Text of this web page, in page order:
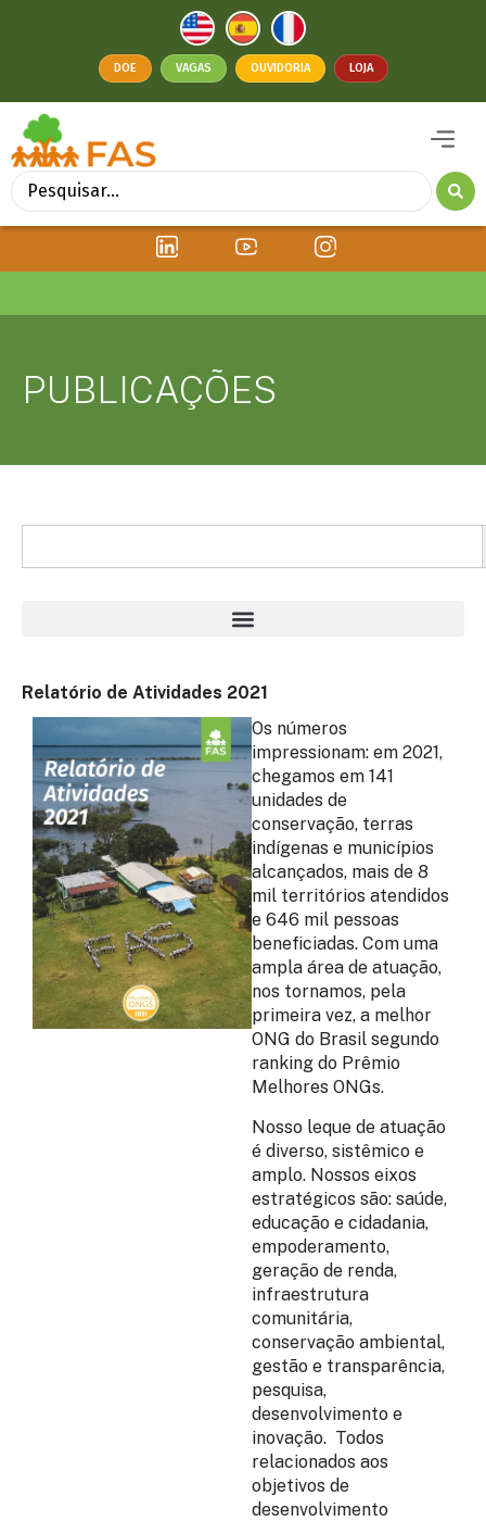
DOE VAGAS OUVIDORIA LOJA
PUBLICAÇÕES
Relatório de Atividades 2021
Os números
impressionam: em 2021,
chegamos em 141
unidades de
conservação, terras
indígenas e municípios
alcançados, mais de 8
mil territórios atendidos
e 646 mil pessoas
beneficiadas. Com uma
ampla área de atuação,
nos tornamos, pela
primeira vez, a melhor
ONG do Brasil segundo
ranking do Prêmio
Melhores ONGs.
Nosso leque de atuação
é diverso, sistêmico e
amplo. Nossos eixos
estratégicos são: saúde,
educação e cidadania,
empoderamento,
geração de renda,
infraestrutura
comunitária,
conservação ambiental,
gestão e transparência,
pesquisa,
desenvolvimento e
inovação. Todos
relacionados aos
objetivos de
desenvolvimento